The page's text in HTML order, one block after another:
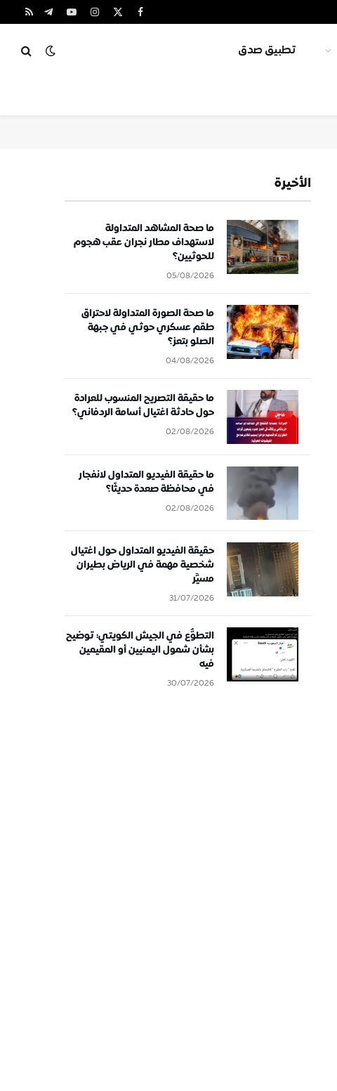
فيسبوك
X
الانستغراميوتيوبتيلقرامRSS
تطبيق صدق
الأخيرة
ما صحة المشاهد المتداولة
لاستهداف مطار نجران عقب هجوم
للحوثيين؟
05/08/2026
ما صحة الصورة المتداولة لاحتراق
طقم عسكري حوثي في جبهة
الصلو بتعز؟
04/08/2026
ما حقيقة التصريح المنسوب للعرادة
حول حادثة اغتيال أسامة الردفاني؟
02/08/2026
ما حقيقة الفيديو المتداول لانفجار
في محافظة صعدة حديثًا؟
02/08/2026
حقيقة الفيديو المتداول حول اغتيال
شخصية مهمة في الرياض بطيران
مسيَّر
31/07/2026
التطوُّع في الجيش الكويتي: توضيح
بشأن شمول اليمنيين أو المقيمين
فيه
30/07/2026